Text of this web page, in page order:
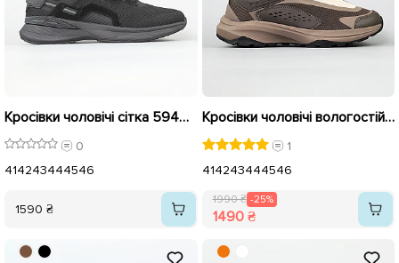
Кросівки чоловічі сітка 594647 Чорні
0
414243444546
1590 ₴
Кросівки чоловічі вологостійкі 594634 Коричневі розпродаж
1
414243444546
1990 ₴ -25%
1490 ₴